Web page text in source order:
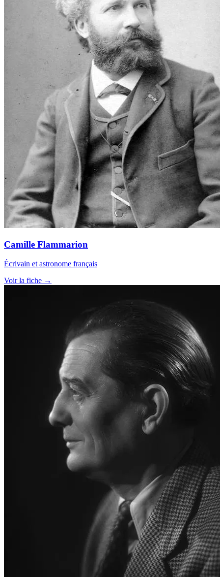
Camille Flammarion
Écrivain et astronome français
Voir la fiche →